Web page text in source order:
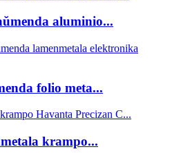
aluminio...
folio meta...
krampo...